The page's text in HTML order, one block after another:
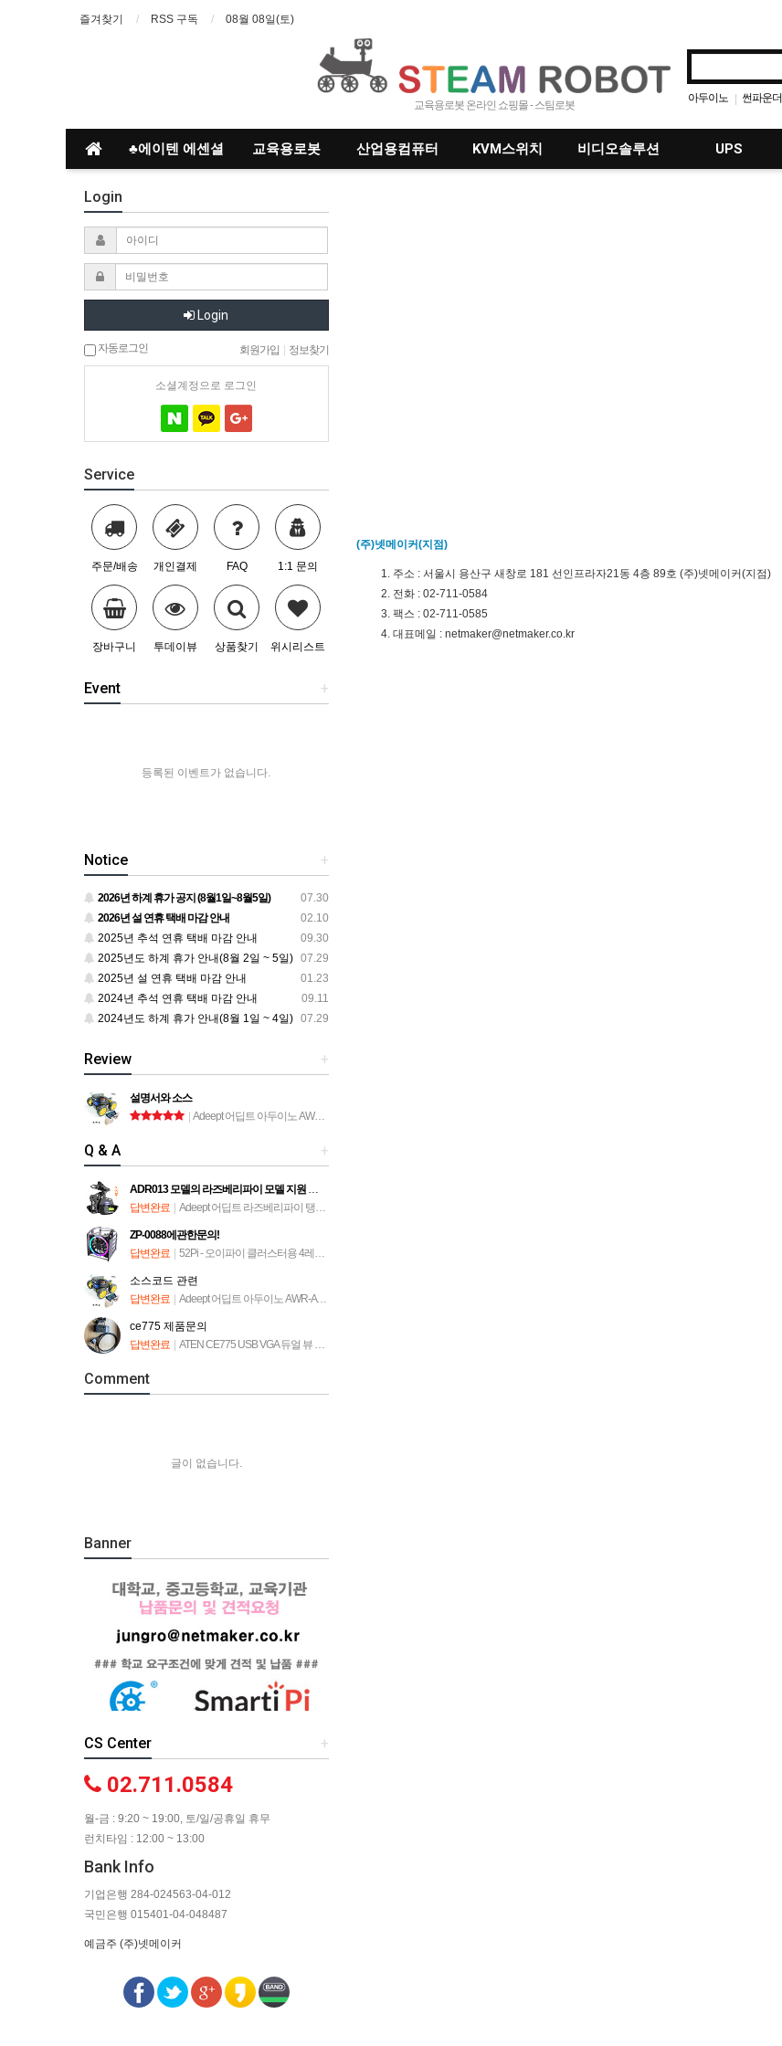
즐겨찾기 RSS 구독 08월 08일(토)
교육용로봇 온라인 쇼핑몰 - 스팀로봇
아두이노 | 썬파운더
♣에이텐 에센셜 교육용로봇 산업용컴퓨터 KVM스위치 비디오솔루션 UPS
(주)넷메이커(지점)
주소 : 서울시 용산구 새창로 181 선인프라자21동 4층 89호 (주)넷메이커(지점)
전화 : 02-711-0584
팩스 : 02-711-0585
대표메일 : netmaker@netmaker.co.kr
Login
Login
자동로그인 회원가입 정보찾기
소셜계정으로 로그인
Service
주문/배송 개인결제 FAQ 1:1 문의
장바구니 투데이뷰 상품찾기 위시리스트
+
Event
등록된 이벤트가 없습니다.
+
Notice
07.30
2026년 하계 휴가 공지 (8월1일~8월5일)
02.10
2026년 설 연휴 택배 마감 안내
09.30
2025년 추석 연휴 택배 마감 안내
07.29
2025년도 하계 휴가 안내(8월 2일 ~ 5일)
01.23
2025년 설 연휴 택배 마감 안내
09.11
2024년 추석 연휴 택배 마감 안내
07.29
2024년도 하계 휴가 안내(8월 1일 ~ 4일)
+
Review
설명서와 소스
| Adeept 어딥트 아두이노 AWR-A 로봇 자동차 키트 (ADA034)
+
Q & A
ADR013 모델의 라즈베리파이 모델 지원 문의
답변완료 | Adeept 어딥트 라즈베리파이 탱크 스마트 로봇 자동차 키트 (ADR013)
ZP-0088에관한문의!
답변완료 | 52Pi - 오이파이 클러스터용 4레이어 랙타워 [ZP-0088]
소스코드 관련
답변완료 | Adeept 어딥트 아두이노 AWR-A 로봇 자동차 키트 (ADA034)
ce775 제품문의
답변완료 | ATEN CE775 USB VGA 듀얼 뷰 Cat 5 KVM 연장기
Comment
글이 없습니다.
Banner
+
CS Center
02.711.0584
월-금 : 9:20 ~ 19:00, 토/일/공휴일 휴무
런치타임 : 12:00 ~ 13:00
Bank Info
기업은행 284-024563-04-012
국민은행 015401-04-048487
예금주 (주)넷메이커